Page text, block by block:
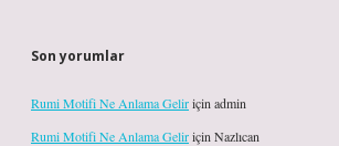
Son yorumlar
Rumi Motifi Ne Anlama Geliriçin admin
Rumi Motifi Ne Anlama Geliriçin Nazlıcan